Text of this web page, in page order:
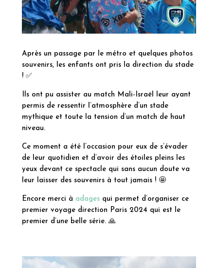
Après un passage par le métro et quelques photos
souvenirs, les enfants ont pris la direction du stade
! ✅
Ils ont pu assister au match Mali-Israël leur ayant
permis de ressentir l’atmosphère d’un stade
mythique et toute la tension d’un match de haut
niveau.
Ce moment a été l’occasion pour eux de s’évader
de leur quotidien et d’avoir des étoiles pleins les
yeux devant ce spectacle qui sans aucun doute va
leur laisser des souvenirs à tout jamais ! 🤩
Encore merci à adagesqui permet d’organiser ce
premier voyage direction Paris 2024 qui est le
premier d’une belle série. 🙏